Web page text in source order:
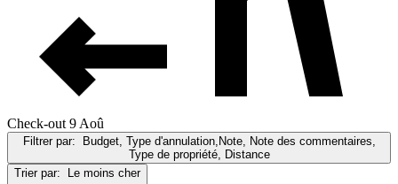
Check-out 9 Aoû
Filtrer par: Budget, Type d'annulation,Note, Note des commentaires,
Type de propriété, Distance
Trier par: Le moins cher